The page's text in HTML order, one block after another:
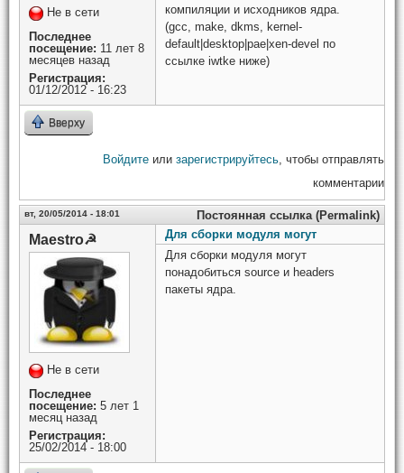
Не в сети
Последнее
посещение: 11 лет 8
месяцев назад
Регистрация:
01/12/2012 - 16:23
компиляции и исходников ядра.
(gcc, make, dkms, kernel-
default|desktop|pae|xen-devel по
ссылке iwtke ниже)
Вверху
Войдите или зарегистрируйтесь, чтобы отправлять
комментарии
вт, 20/05/2014 - 18:01 Постоянная ссылка (Permalink)
Maestro☭
Не в сети
Последнее
посещение: 5 лет 1
месяц назад
Регистрация:
25/02/2014 - 18:00
Для сборки модуля могут
Для сборки модуля могут
понадобиться source и headers
пакеты ядра.